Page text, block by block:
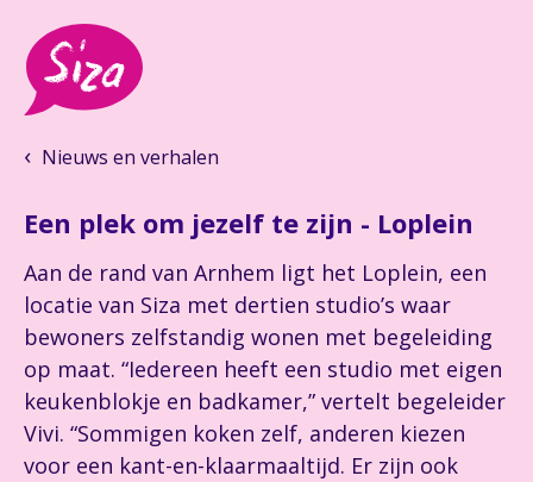
Nieuws en verhalen
Een plek om jezelf te zijn - Loplein
Aan de rand van Arnhem ligt het Loplein, een
locatie van Siza met dertien studio’s waar
bewoners zelfstandig wonen met begeleiding
op maat. “Iedereen heeft een studio met eigen
keukenblokje en badkamer,” vertelt begeleider
Vivi. “Sommigen koken zelf, anderen kiezen
voor een kant-en-klaarmaaltijd. Er zijn ook